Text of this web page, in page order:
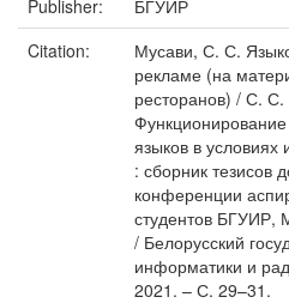
Publisher:
БГУИР
Citation:
Мусави, С. С.
рекламе (на
ресторанов) / С.
Функционирование
языков в
: сборник тезисов
конференции
студентов БГУИР,
/ Белорусский
информатики и
2021. – С. 29–31.